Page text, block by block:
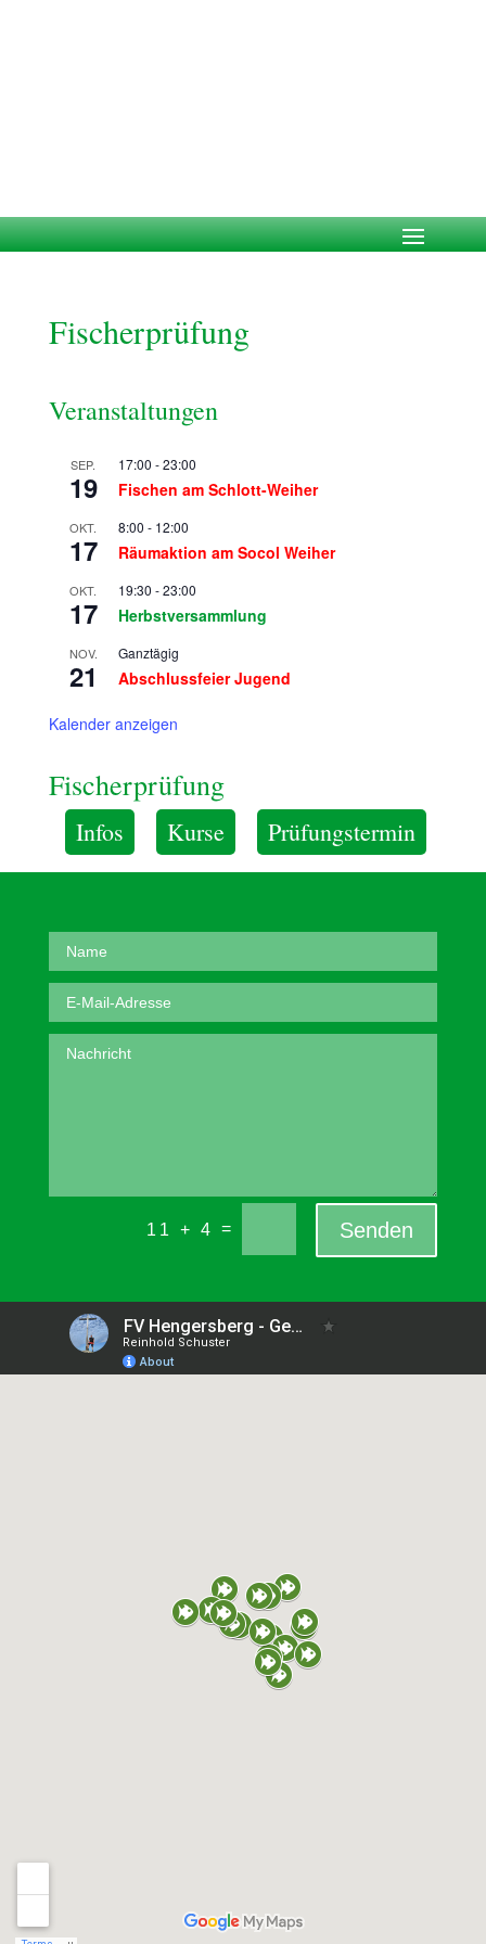
Fischerprüfung
Veranstaltungen
SEP.
19
17:00 -23:00
Fischen am Schlott-Weiher
OKT.
17
8:00 - 12:00
Räumaktion am Socol Weiher
OKT.
17
19:30 -23:00
Herbstversammlung
NOV.
21
Ganztägig
Abschlussfeier Jugend
Kalender anzeigen
Fischerprüfung
Infos Kurse Prüfungstermin
11 + 4 = Senden